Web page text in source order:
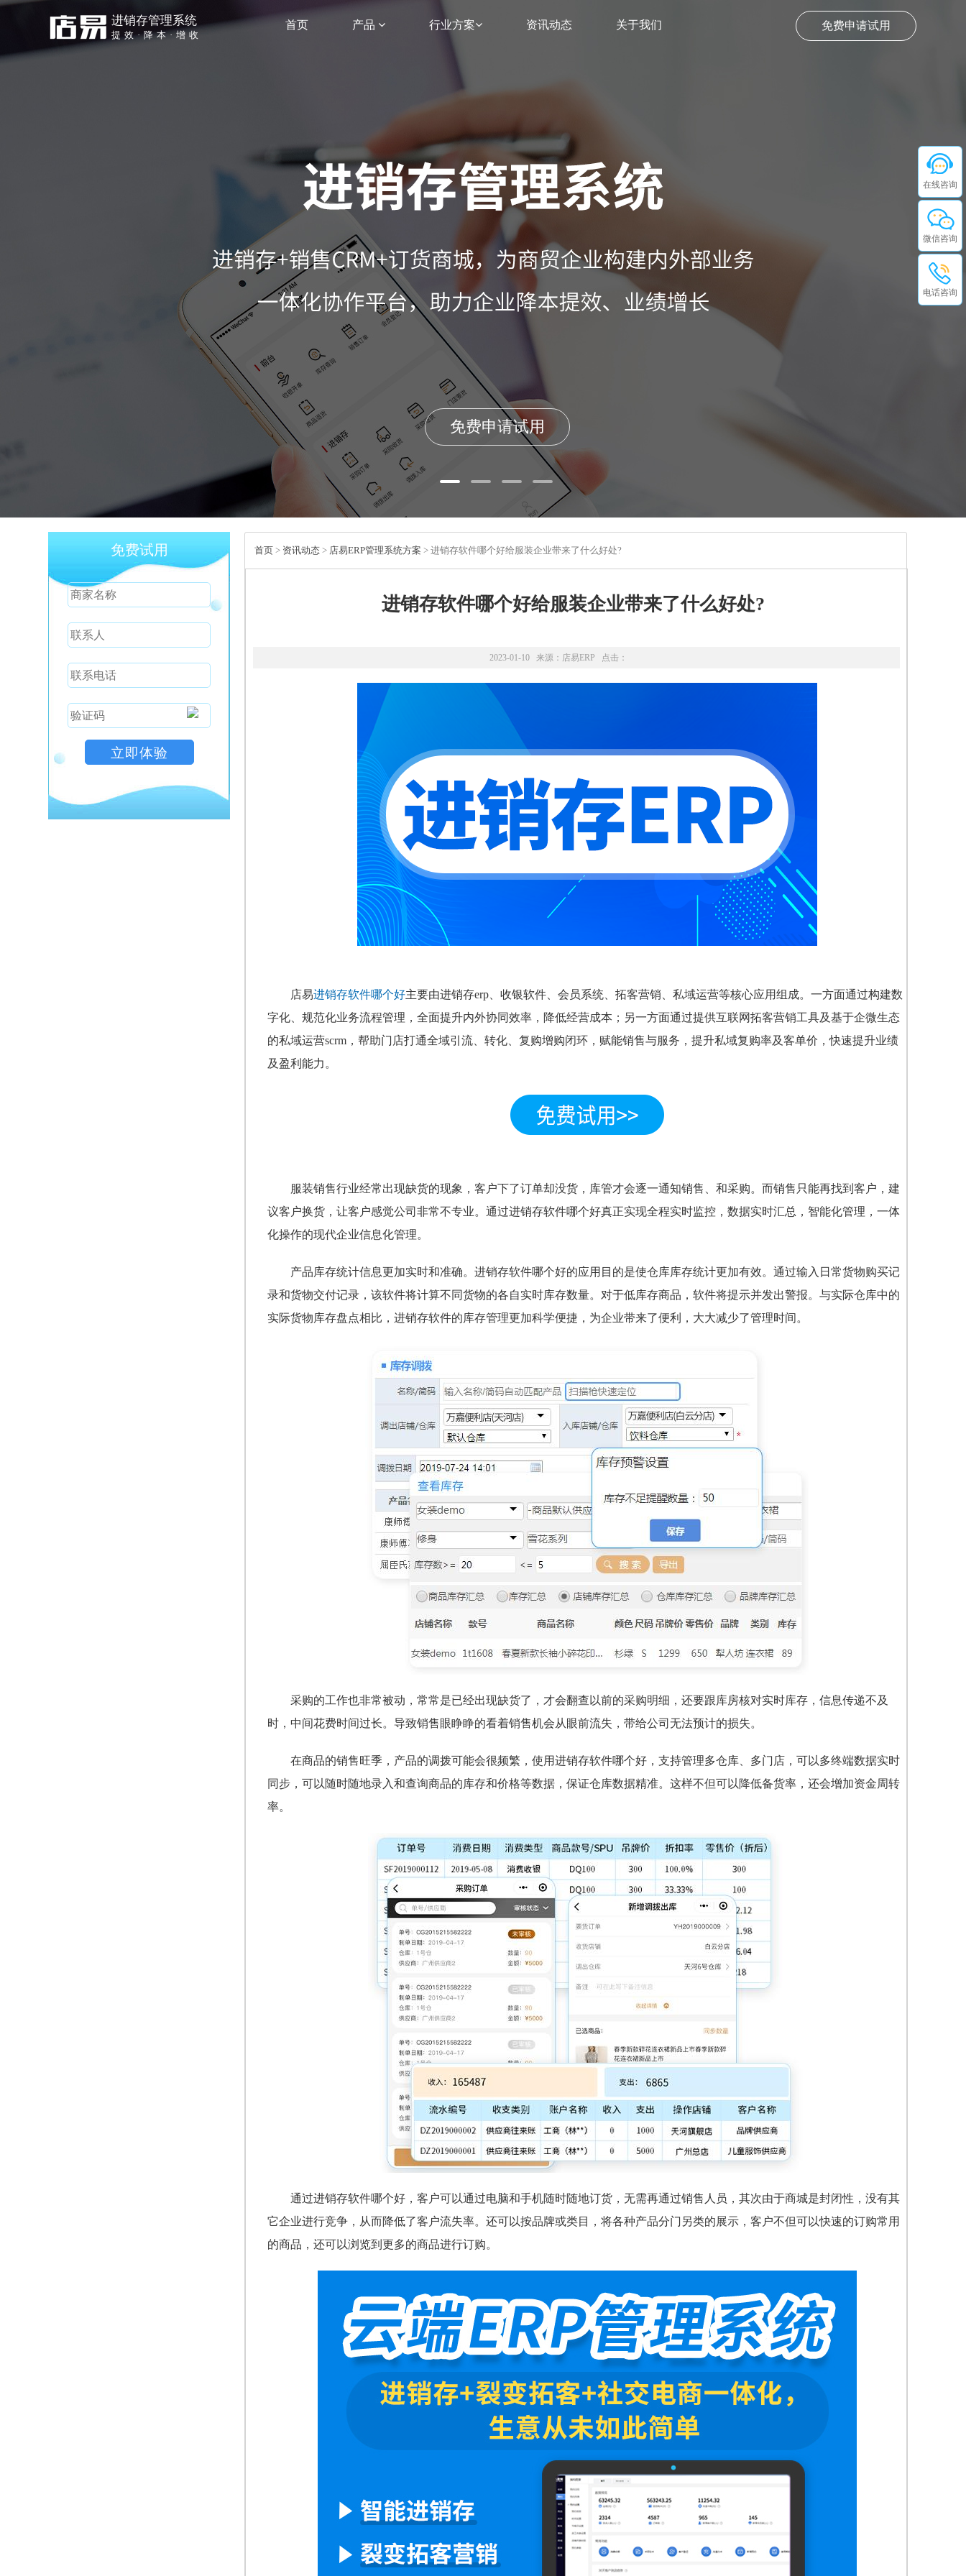
免费申请试用
进销存管理系统
提效·降本·增收
首页 产品 行业方案 资讯动态 关于我们
免费申请试用
免费试用 首页 > 资讯动态 > 店易ERP管理系统方案 > 进销存软件哪个好给服装企业带来了什么好处?
进销存软件哪个好给服装企业带来了什么好处?
2023-01-10 来源： 店易ERP 点击：
店易进销存软件哪个好主要由进销存erp、收银软件、会员系统、拓客营销、私域运营等核心应用组成。一方面通过构建数
字化、规范化业务流程管理，全面提升内外协同效率，降低经营成本；另一方面通过提供互联网拓客营销工具及基于企微生态
的私域运营scrm，帮助门店打通全域引流、转化、复购增购闭环，赋能销售与服务，提升私域复购率及客单价，快速提升业绩
及盈利能力。
服装销售行业经常出现缺货的现象，客户下了订单却没货，库管才会逐一通知销售、和采购。而销售只能再找到客户，建
议客户换货，让客户感觉公司非常不专业。通过进销存软件哪个好真正实现全程实时监控，数据实时汇总，智能化管理，一体
化操作的现代企业信息化管理。
产品库存统计信息更加实时和准确。进销存软件哪个好的应用目的是使仓库库存统计更加有效。通过输入日常货物购买记
录和货物交付记录，该软件将计算不同货物的各自实时库存数量。对于低库存商品，软件将提示并发出警报。与实际仓库中的
实际货物库存盘点相比，进销存软件的库存管理更加科学便捷，为企业带来了便利，大大减少了管理时间。
采购的工作也非常被动，常常是已经出现缺货了，才会翻查以前的采购明细，还要跟库房核对实时库存，信息传递不及
时，中间花费时间过长。导致销售眼睁睁的看着销售机会从眼前流失，带给公司无法预计的损失。
在商品的销售旺季，产品的调拨可能会很频繁，使用进销存软件哪个好，支持管理多仓库、多门店，可以多终端数据实时
同步，可以随时随地录入和查询商品的库存和价格等数据，保证仓库数据精准。这样不但可以降低备货率，还会增加资金周转
率。
通过进销存软件哪个好，客户可以通过电脑和手机随时随地订货，无需再通过销售人员，其次由于商城是封闭性，没有其
它企业进行竞争，从而降低了客户流失率。还可以按品牌或类目，将各种产品分门另类的展示，客户不但可以快速的订购常用
的商品，还可以浏览到更多的商品进行订购。
在线咨询
微信咨询
电话咨询